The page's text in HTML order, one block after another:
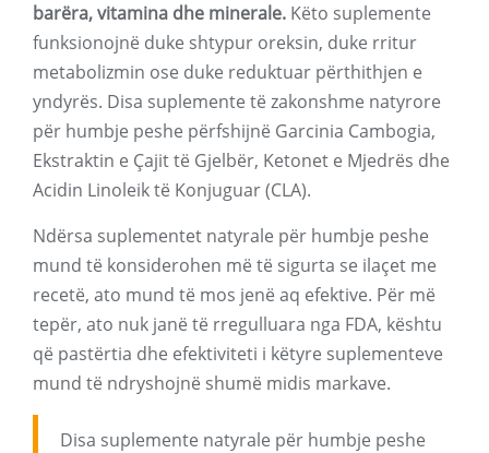
barëra, vitamina dhe minerale. Këto suplemente
funksionojnë duke shtypur oreksin, duke rritur
metabolizmin ose duke reduktuar përthithjen e
yndyrës. Disa suplemente të zakonshme natyrore
për humbje peshe përfshijnë Garcinia Cambogia,
Ekstraktin e Çajit të Gjelbër, Ketonet e Mjedrës dhe
Acidin Linoleik të Konjuguar (CLA).
Ndërsa suplementet natyrale për humbje peshe
mund të konsiderohen më të sigurta se ilaçet me
recetë, ato mund të mos jenë aq efektive. Për më
tepër, ato nuk janë të rregulluara nga FDA, kështu
që pastërtia dhe efektiviteti i këtyre suplementeve
mund të ndryshojnë shumë midis markave.
Disa suplemente natyrale për humbje peshe